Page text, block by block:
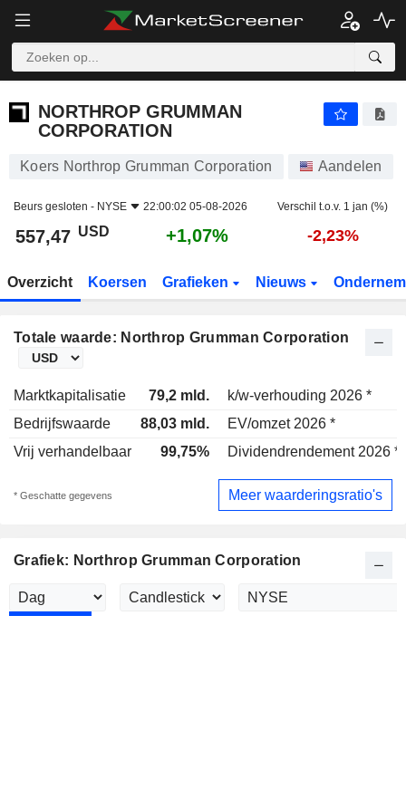
NORTHROP GRUMMAN
CORPORATION
Koers Northrop Grumman Corporation Aandelen
Beurs gesloten - NYSE 22:00:02 05-08-2026 Verschil t.o.v. 1 jan (%)
557,47 USD +1,07% -2,23%
Overzicht Koersen Grafieken Nieuws
Totale waarde: Northrop Grumman Corporation
Marktkapitalisatie 79,2 mld.
k/w-verhouding 2026 *
Bedrijfswaarde
88,03 mld.
EV/omzet 2026 *
Vrij verhandelbaar
99,75% Dividendrendement 2026 *
* Geschatte gegevens Meer waarderingsratio's
Grafiek: Northrop Grumman Corporation